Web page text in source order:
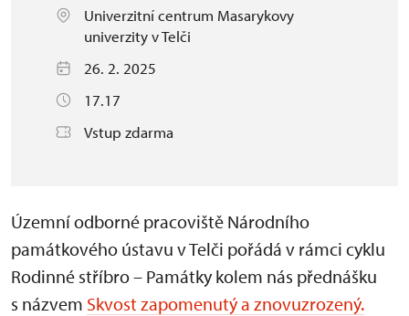
Univerzitní centrum Masarykovy
univerzity v Telči
26. 2. 2025
17.17
Vstup zdarma
Územní odborné pracoviště Národního
památkového ústavu v Telči pořádá v rámci cyklu
Rodinné stříbro – Památky kolem nás přednášku
s názvem Skvost zapomenutý a znovuzrozený.